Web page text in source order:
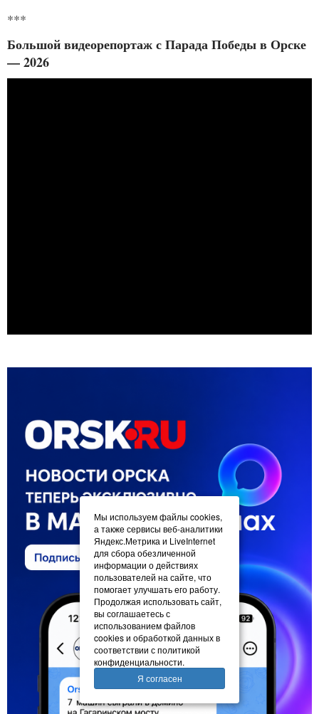
***
Большой видеорепортаж с Парада Победы в Орске
— 2026
Мы используем файлы cookies,
а также сервисы веб-аналитики
Яндекс.Метрика и LiveInternet
для сбора обезличенной
информации о действиях
пользователей на сайте, что
помогает улучшать его работу.
Продолжая использовать сайт,
вы соглашаетесь с
использованием файлов
cookies и обработкой данных в
соответствии с политикой
конфиденциальности.
Я согласен